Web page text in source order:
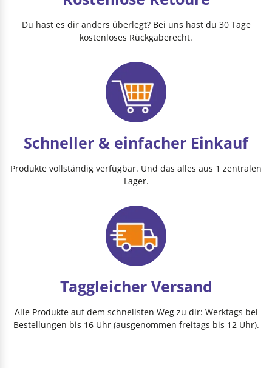
Du hast es dir anders überlegt? Bei uns hast du 30 Tage
kostenloses Rückgaberecht.
Schneller & einfacher Einkauf
Produkte vollständig verfügbar. Und das alles aus 1 zentralen
Lager.
Taggleicher Versand
Alle Produkte auf dem schnellsten Weg zu dir: Werktags bei
Bestellungen bis 16 Uhr (ausgenommen freitags bis 12 Uhr).